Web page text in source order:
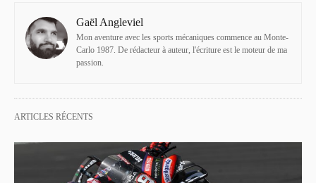
Gaël Angleviel
Mon aventure avec les sports mécaniques commence au Monte-
Carlo 1987. De rédacteur à auteur, l'écriture est le moteur de ma
passion.
ARTICLES RÉCENTS